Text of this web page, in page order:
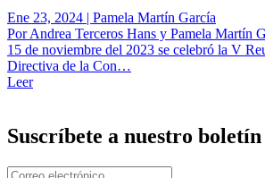
Ene 23, 2024 | Pamela Martín García
Por Andrea Terceros Hans y Pamela Martín
15 de noviembre del 2023 se celebró la V
Directiva de la Con…
Leer
Suscríbete a nuestro boletín